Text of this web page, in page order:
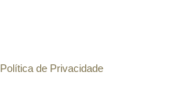
Política de Privacidade